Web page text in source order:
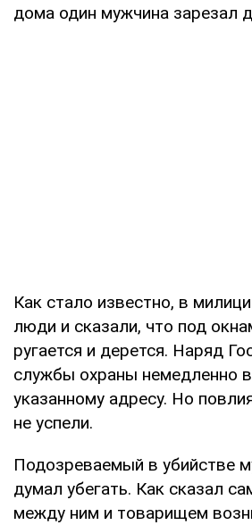
дома один мужчина зарезал
Как стало известно, в
люди и сказали, что под
ругается и дерется. Наряд
службы охраны немедленно
указанному адресу. Но
не успели.
Подозреваемый в убийстве
думал убегать. Как сказал
между ним и товарищем